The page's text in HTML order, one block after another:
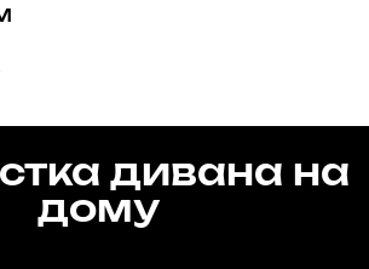
дивана на
дому